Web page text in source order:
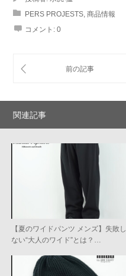
PERS PROJESTS, 商品情報
コメント: 0
関連記事
【夏のワイドパンツ メンズ】失敗し
ない“大人のワイド”とは？…